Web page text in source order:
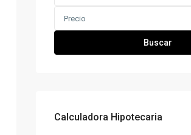
Precio
Buscar
Calculadora Hipotecaria